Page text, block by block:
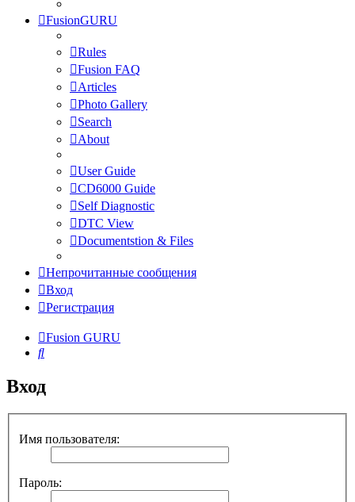
FusionGURU
Rules
Fusion FAQ
Articles
Photo Gallery
Search
About
User Guide
CD6000 Guide
Self Diagnostic
DTC View
Documentstion & Files
Непрочитанные сообщения
Вход
Регистрация
Fusion GURU
Поиск
Вход
Имя пользователя:
Пароль: